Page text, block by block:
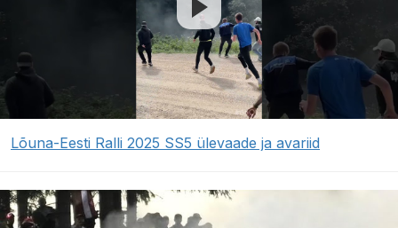
Lõuna-Eesti Ralli 2025 SS5 ülevaade ja avariid